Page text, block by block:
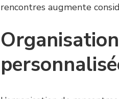
rencontres augmente